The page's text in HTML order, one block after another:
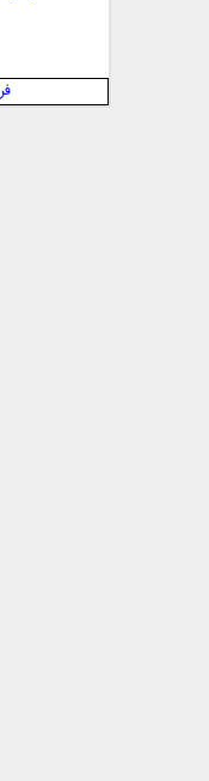
پارسا چیلیک